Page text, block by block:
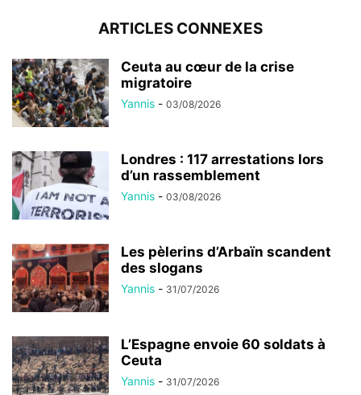
ARTICLES CONNEXES
Ceuta au cœur de la crise
migratoire
Yannis - 03/08/2026
Londres : 117 arrestations lors
d’un rassemblement
Yannis - 03/08/2026
Les pèlerins d’Arbaïn scandent
des slogans
Yannis - 31/07/2026
L’Espagne envoie 60 soldats à
Ceuta
Yannis - 31/07/2026